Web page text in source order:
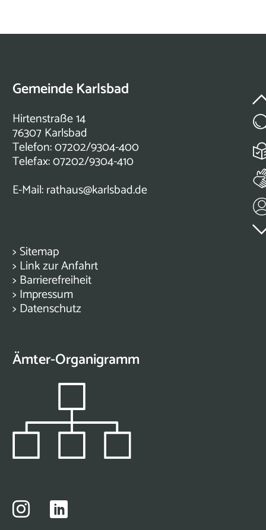
Gemeinde Karlsbad
Hirtenstraße 14
76307 Karlsbad
Telefon: 07202/9304-400
Telefax: 07202/9304-410
E-Mail:rathaus@karlsbad.de
> Sitemap
> Link zur Anfahrt
> Barrierefreiheit
> Impressum
> Datenschutz
Ämter-Organigramm